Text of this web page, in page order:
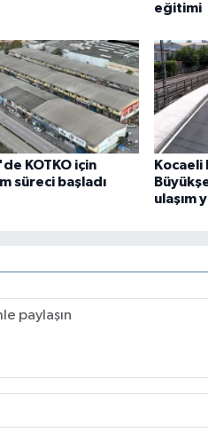
eğitimi
KOTKO için
süreci başladı
Kocaeli
ulaşım